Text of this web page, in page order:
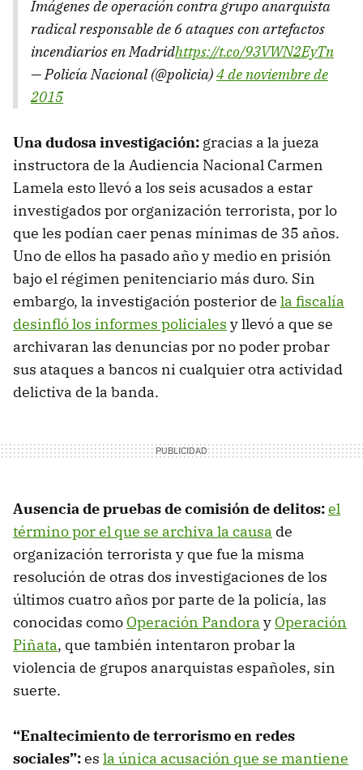
Imágenes de operación contra grupo anarquista
radical responsable de 6 ataques con artefactos
incendiarios en Madridhttps://t.co/93VWN2EyTn
— Policía Nacional (@policia)4 de noviembre de
2015
Una dudosa investigación: gracias a la jueza
instructora de la Audiencia Nacional Carmen
Lamela esto llevó a los seis acusados a estar
investigados por organización terrorista, por lo
que les podían caer penas mínimas de 35 años.
Uno de ellos ha pasado año y medio en prisión
bajo el régimen penitenciario más duro. Sin
embargo, la investigación posterior de la fiscalía
desinfló los informes policiales y llevó a que se
archivaran las denuncias por no poder probar
sus ataques a bancos ni cualquier otra actividad
delictiva de la banda.
Ausencia de pruebas de comisión de delitos:el
término por el que se archiva la causa de
organización terrorista y que fue la misma
resolución de otras dos investigaciones de los
últimos cuatro años por parte de la policía, las
conocidas como Operación Pandora y Operación
Piñata, que también intentaron probar la
violencia de grupos anarquistas españoles, sin
suerte.
“Enaltecimiento de terrorismo en redes
sociales”:es la única acusación que se mantiene